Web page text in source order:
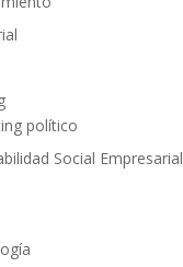
político
Social Empresarial